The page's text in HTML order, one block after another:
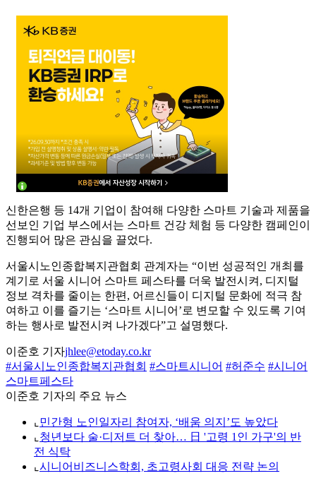
신한은행 등 14개 기업이 참여해 다양한 스마트 기술과 제품을
선보인 기업 부스에서는 스마트 건강 체험 등 다양한 캠페인이
진행되어 많은 관심을 끌었다.
서울시노인종합복지관협회 관계자는 “이번 성공적인 개최를
계기로 서울 시니어 스마트 페스타를 더욱 발전시켜, 디지털
정보 격차를 줄이는 한편, 어르신들이 디지털 문화에 적극 참
여하고 이를 즐기는 ‘스마트 시니어’로 변모할 수 있도록 기여
하는 행사로 발전시켜 나가겠다”고 설명했다.
이준호 기자jhlee@etoday.co.kr
#서울시노인종합복지관협회 #스마트시니어 #허준수 #시니어
스마트페스타
이준호 기자의 주요 뉴스
⌞ 민간형 노인일자리 참여자, ‘배움 의지’도 높았다
⌞ 청년보다 술·디저트 더 찾아… 日 '고령 1인 가구'의 반
전 식탁
⌞ 시니어비즈니스학회, 초고령사회 대응 전략 논의